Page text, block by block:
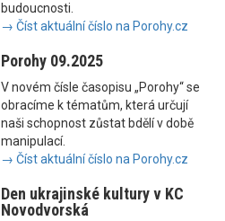
budoucnosti.
→ Číst aktuální číslo na Porohy.cz
Porohy 09.2025
V novém čísle časopisu „Porohy“ se
obracíme k tématům, která určují
naši schopnost zůstat bdělí v době
manipulací.
→ Číst aktuální číslo na Porohy.cz
Den ukrajinské kultury v KC
Novodvorská